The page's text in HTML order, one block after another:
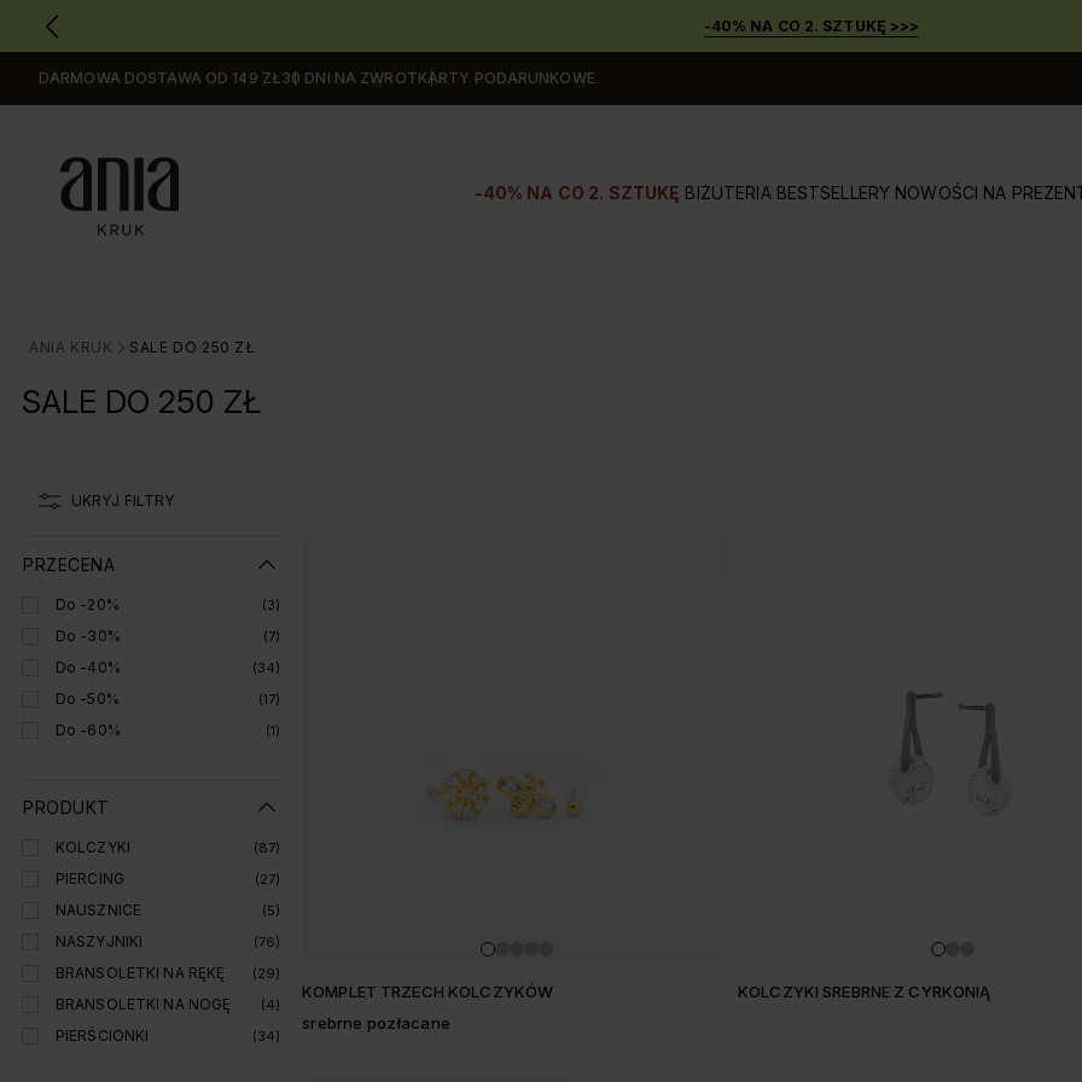
GŁÓWNEJ
ZAWARTOŚCI
FILTRÓW
-40% NA CO 2. SZTUKĘ >>>
DARMOWA DOSTAWA OD 149 ZŁ30 DNI NA ZWROTKARTY PODARUNKOWE
-40% NA CO 2. SZTUKĘ BIŻUTERIA BESTSELLERY NOWOŚCI NA
ANIA KRUK
>
SALE DO 250 ZŁ
SALE DO 250 ZŁ
UKRYJ FILTRY
PRZECENA
Do -20% (3)
Do -30% (7)
Do -40% (34)
Do -50% (17)
Do -60% (1)
PRODUKT
KOLCZYKI (87)
PIERCING (27)
NAUSZNICE (5)
NASZYJNIKI (76)
BRANSOLETKI NA RĘKĘ (29)
BRANSOLETKI NA NOGĘ (4)
PIERŚCIONKI (34)
KOMPLET TRZECH KOLCZYKÓW
srebrne pozłacane
KOLCZYKI SREBRNE Z CYRKONIĄ